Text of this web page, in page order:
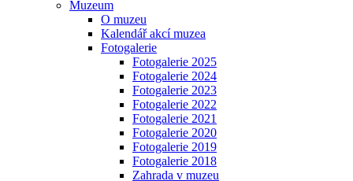
Muzeum
O muzeu
Kalendář akcí muzea
Fotogalerie
Fotogalerie 2025
Fotogalerie 2024
Fotogalerie 2023
Fotogalerie 2022
Fotogalerie 2021
Fotogalerie 2020
Fotogalerie 2019
Fotogalerie 2018
Zahrada v muzeu